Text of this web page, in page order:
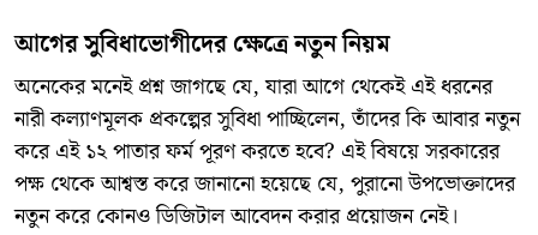
​আগের সুবিধাভোগীদের ক্ষেত্রে নতুন নিয়ম
​অনেকের মনেই প্রশ্ন জাগছে যে, যারা আগে থেকেই এই ধরনের
নারী কল্যাণমূলক প্রকল্পের সুবিধা পাচ্ছিলেন, তাঁদের কি আবার নতুন
করে এই ১২ পাতার ফর্ম পূরণ করতে হবে? এই বিষয়ে সরকারের
পক্ষ থেকে আশ্বস্ত করে জানানো হয়েছে যে, পুরানো উপভোক্তাদের
নতুন করে কোনও ডিজিটাল আবেদন করার প্রয়োজন নেই।